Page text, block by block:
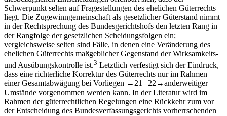
Schwerpunkt selten auf Fragestellungen des ehelichen Güterrechts
liegt. Die Zugewinngemeinschaft als gesetzlicher Güterstand nimmt
in der Rechtsprechung des Bundesgerichtshofs den letzten Rang in
der Rangfolge der gesetzlichen Scheidungsfolgen ein;
vergleichsweise selten sind Fälle, in denen eine Veränderung des
ehelichen Güterrechts maßgeblicher Gegenstand der Wirksamkeits-
und Ausübungskontrolle ist.3 Letztlich verfestigt sich der Eindruck,
dass eine richterliche Korrektur des Güterrechts nur im Rahmen
einer Gesamtabwägung bei Vorliegen ←21 | 22→anderweitiger
Umstände vorgenommen werden kann. In der Literatur wird im
Rahmen der güterrechtlichen Regelungen eine Rückkehr zum vor
der Entscheidung des Bundesverfassungsgerichts vorherrschenden